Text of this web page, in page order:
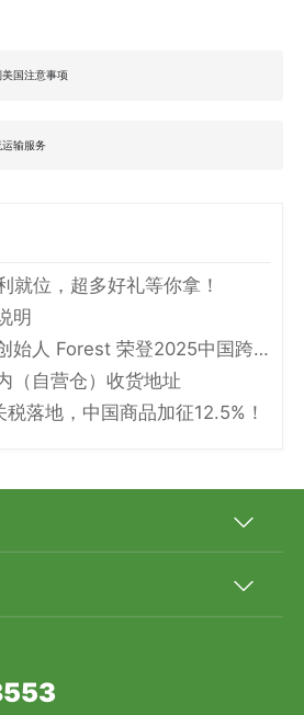
国注意事项
输服务
就位，超多好礼等你拿！
明
喜讯！大森林物流创始人 Forest 荣登2025中国跨境电商物流名人堂！
（自营仓）收货地址
落地，中国商品加征12.5%！